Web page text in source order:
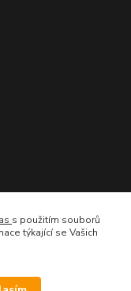
s použitím souborů
týkající se Vašich